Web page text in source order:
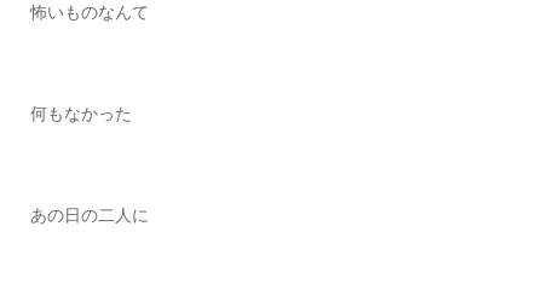
怖いものなんて
何もなかった
あの日の二人に